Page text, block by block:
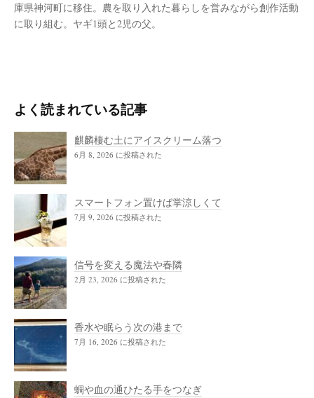
庫県神河町に移住。農を取り入れた暮らしを営みながら創作活動
に取り組む。ヤギ1頭と2児の父。
よく読まれている記事
麒麟棲む土にアイスクリーム落つ
6月 8, 2026 に投稿された
スマートフォン置けば掌涼しくて
7月 9, 2026 に投稿された
信号を変える魔法や春隣
2月 23, 2026 に投稿された
香水や眠らう次の港まで
7月 16, 2026 に投稿された
蜩や血の通ひたる手をつなぎ